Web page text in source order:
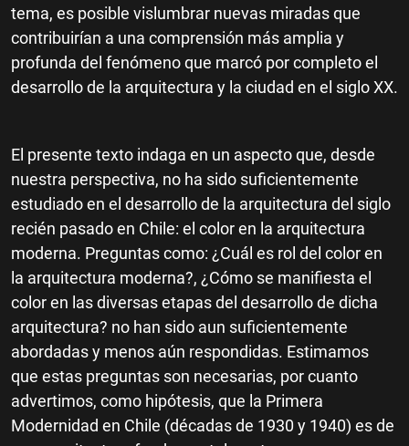
tema, es posible vislumbrar nuevas miradas que
contribuirían a una comprensión más amplia y
profunda del fenómeno que marcó por completo el
desarrollo de la arquitectura y la ciudad en el siglo XX.
El presente texto indaga en un aspecto que, desde
nuestra perspectiva, no ha sido suficientemente
estudiado en el desarrollo de la arquitectura del siglo
recién pasado en Chile: el color en la arquitectura
moderna. Preguntas como: ¿Cuál es rol del color en
la arquitectura moderna?, ¿Cómo se manifiesta el
color en las diversas etapas del desarrollo de dicha
arquitectura? no han sido aun suficientemente
abordadas y menos aún respondidas. Estimamos
que estas preguntas son necesarias, por cuanto
advertimos, como hipótesis, que la Primera
Modernidad en Chile (décadas de 1930 y 1940) es de